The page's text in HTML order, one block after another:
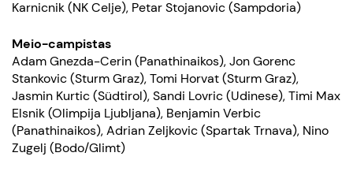
Karnicnik (NK Celje), Petar Stojanovic (Sampdoria)
Meio-campistas
Adam Gnezda-Cerin (Panathinaikos), Jon Gorenc
Stankovic (Sturm Graz), Tomi Horvat (Sturm Graz),
Jasmin Kurtic (Südtirol), Sandi Lovric (Udinese), Timi Max
Elsnik (Olimpija Ljubljana), Benjamin Verbic
(Panathinaikos), Adrian Zeljkovic (Spartak Trnava), Nino
Zugelj (Bodo/Glimt)